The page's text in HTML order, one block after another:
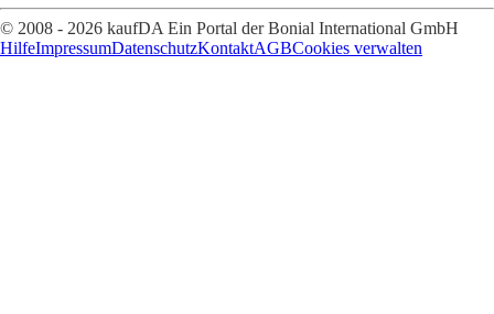
© 2008 - 2026 kaufDA Ein Portal der Bonial International GmbH
HilfeImpressumDatenschutzKontaktAGBCookies verwalten